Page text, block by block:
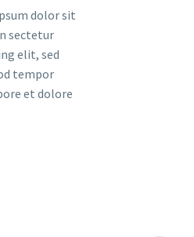
dolor sit
sectetur
elit, sed
tempor
et dolore